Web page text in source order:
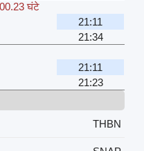
00.23 घंटे
21:11
21:34
21:11
21:23
THBN